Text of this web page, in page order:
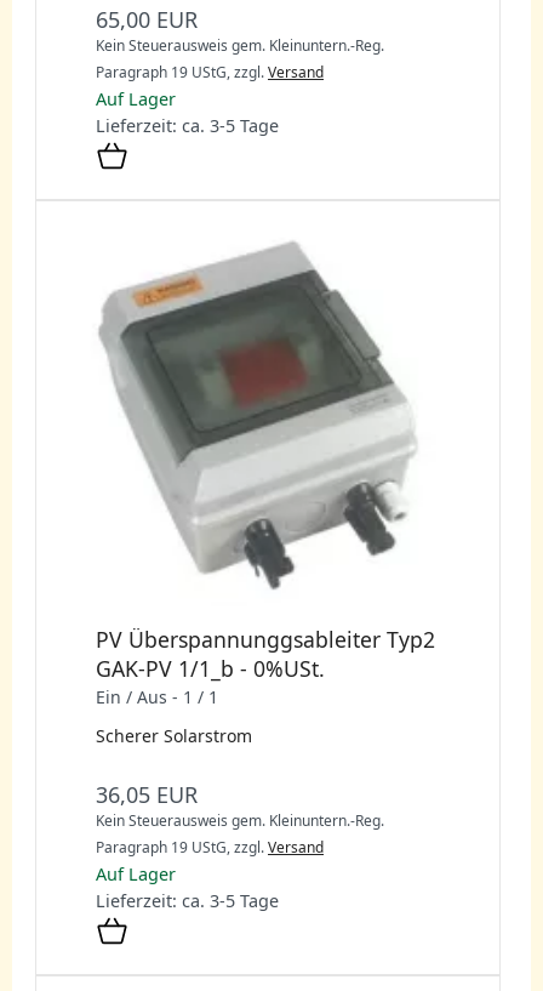
65,00 EUR
Kein Steuerausweis gem. Kleinuntern.-Reg.
Paragraph 19 UStG,zzgl.Versand
Auf Lager
Lieferzeit: ca. 3-5 Tage
PV Überspannunggsableiter Typ2
GAK-PV 1/1_b - 0%USt.
Ein / Aus - 1 / 1
Scherer Solarstrom
36,05 EUR
Kein Steuerausweis gem. Kleinuntern.-Reg.
Paragraph 19 UStG,zzgl.Versand
Auf Lager
Lieferzeit: ca. 3-5 Tage